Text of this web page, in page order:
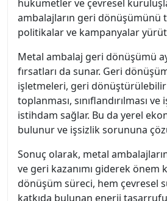
hükümetler ve çevresel
ambalajların geri dönüşümünü
politikalar ve kampanyalar
Metal ambalaj geri dönüşümü
fırsatları da sunar. Geri
işletmeleri, geri
toplanması, sınıflandırılması
istihdam sağlar. Bu da yerel
bulunur ve işsizlik sorununa
Sonuç olarak, metal
ve geri kazanımı giderek önem
dönüşüm süreci, hem çevresel
katkıda bulunan enerji